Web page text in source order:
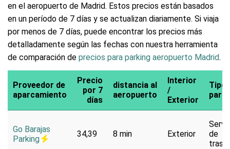
en el aeropuerto de Madrid. Estos precios están basados
en un período de 7 días y se actualizan diariamente. Si viaja
por menos de 7 días, puede encontrar los precios más
detalladamente según las fechas con nuestra herramienta
de comparación de precios para parking aeropuerto Madrid.
Proveedor de
aparcamiento
Precio
por 7
días
distancia al
aeropuerto
Interior
/
Exterior
Tipo
Go Barajas
Parking
34,39 8 min Exterior
de